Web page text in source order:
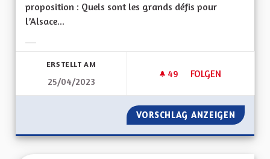
proposition : Quels sont les grands défis pour
l’Alsace...
ERSTELLT AM
25/04/2023
49 49 FOLLOWER
FOLGEN
DÉVELOPPEMENT
VORSCHLAG ANZEIGEN